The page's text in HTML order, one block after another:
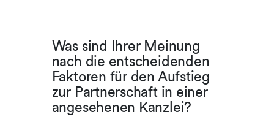
Was sind Ihrer Meinung
nach die entscheidenden
Faktoren für den Aufstieg
zur Partnerschaft in einer
angesehenen Kanzlei?